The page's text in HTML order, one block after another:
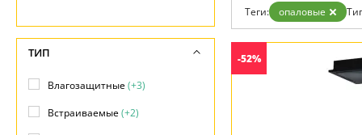
Установка
Дизайнерам
Контакты
Современный
Хай тек
Теги: опаловые
-52%
ТИП
Влагозащитные(+3)
Встраиваемые(+2)